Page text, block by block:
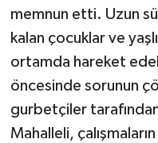
memnun etti. Uzun
kalan çocuklar ve
ortamda hareket
öncesinde sorunun
gurbetçiler
Mahalleli,